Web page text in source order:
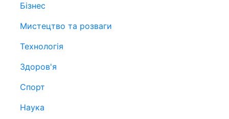
Бізнес
Мистецтво та розваги
Технологія
Здоров'я
Спорт
Наука